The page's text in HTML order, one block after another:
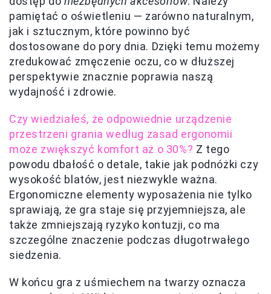
pamiętać o oświetleniu — zarówno naturalnym,
jak i sztucznym, które powinno być
dostosowane do pory dnia. Dzięki temu możemy
zredukować zmęczenie oczu, co w dłuższej
perspektywie znacznie poprawia naszą
wydajność i zdrowie.
Czy wiedziałeś, że odpowiednie urządzenie
przestrzeni grania według zasad ergonomii
może zwiększyć komfort aż o 30%? Z tego
powodu dbałość o detale, takie jak podnóżki czy
wysokość blatów, jest niezwykle ważna.
Ergonomiczne elementy wyposażenia nie tylko
sprawiają, że gra staje się przyjemniejsza, ale
także zmniejszają ryzyko kontuzji, co ma
szczególne znaczenie podczas długotrwałego
siedzenia.
W końcu gra z uśmiechem na twarzy oznacza